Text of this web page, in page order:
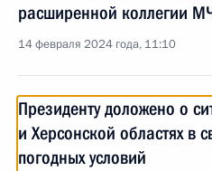
расширенной коллегии
14 февраля 2024 года, 11:10
Президенту доложено о
и Херсонской областях в
погодных условий